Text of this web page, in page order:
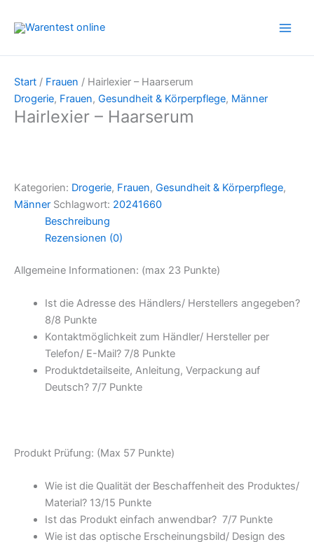
Inhalt
Start / Frauen / Hairlexier – Haarserum
Drogerie, Frauen, Gesundheit & Körperpflege, Männer
Hairlexier – Haarserum
Kategorien: Drogerie, Frauen, Gesundheit & Körperpflege,
Männer Schlagwort: 20241660
Beschreibung
Rezensionen (0)
Allgemeine Informationen: (max 23 Punkte)
Ist die Adresse des Händlers/ Herstellers angegeben?
8/8 Punkte
Kontaktmöglichkeit zum Händler/ Hersteller per
Telefon/ E-Mail? 7/8 Punkte
Produktdetailseite, Anleitung, Verpackung auf
Deutsch? 7/7 Punkte
Produkt Prüfung: (Max 57 Punkte)
Wie ist die Qualität der Beschaffenheit des Produktes/
Material? 13/15 Punkte
Ist das Produkt einfach anwendbar? 7/7 Punkte
Wie ist das optische Erscheinungsbild/ Design des